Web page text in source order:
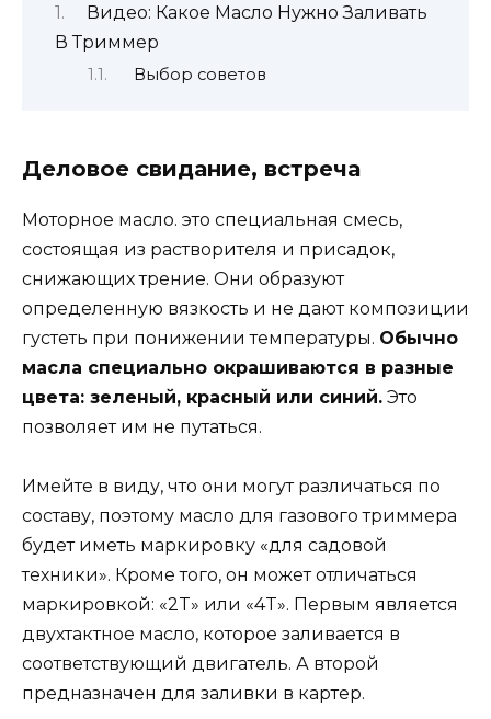
Видео: Какое Масло Нужно Заливать
В Триммер
Выбор советов
Деловое свидание, встреча
Моторное масло. это специальная смесь,
состоящая из растворителя и присадок,
снижающих трение. Они образуют
определенную вязкость и не дают композиции
густеть при понижении температуры. Обычно
масла специально окрашиваются в разные
цвета: зеленый, красный или синий. Это
позволяет им не путаться.
Имейте в виду, что они могут различаться по
составу, поэтому масло для газового триммера
будет иметь маркировку «для садовой
техники». Кроме того, он может отличаться
маркировкой: «2T» или «4T». Первым является
двухтактное масло, которое заливается в
соответствующий двигатель. А второй
предназначен для заливки в картер.